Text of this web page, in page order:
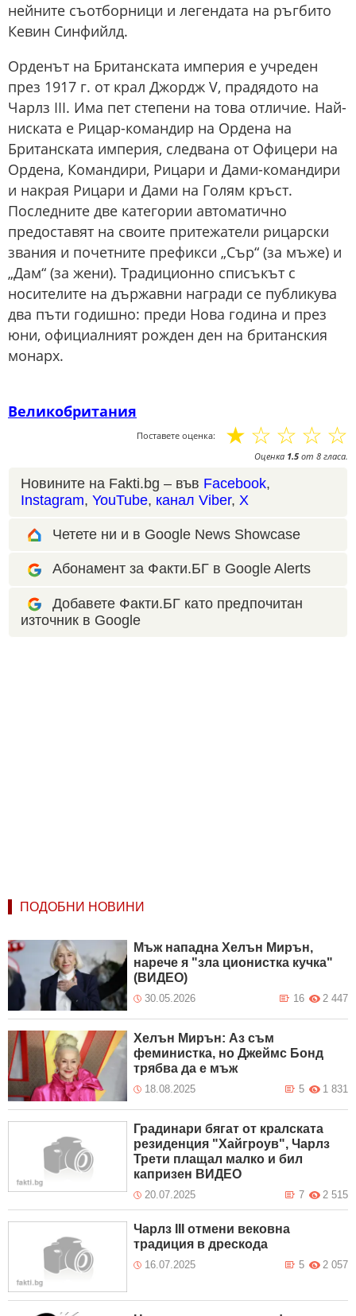
нейните съотборници и легендата на ръгбито
Кевин Синфийлд.
Орденът на Британската империя е учреден
през 1917 г. от крал Джордж V, прадядото на
Чарлз III. Има пет степени на това отличие. Най-
ниската е Рицар-командир на Ордена на
Британската империя, следвана от Офицери на
Ордена, Командири, Рицари и Дами-командири
и накрая Рицари и Дами на Голям кръст.
Последните две категории автоматично
предоставят на своите притежатели рицарски
звания и почетните префикси „Сър“ (за мъже) и
„Дам“ (за жени). Традиционно списъкът с
носителите на държавни награди се публикува
два пъти годишно: преди Нова година и през
юни, официалният рожден ден на британския
монарх.
Великобритания
Поставете оценка: ☆
☆
☆
☆
☆
Оценка 1.5 от 8 гласа.
Новините на Fakti.bg – във Facebook,
Instagram, YouTube, канал Viber, X
Четете ни и в Google News Showcase
Абонамент за Факти.БГ в Google Alerts
Добавете Факти.БГ като предпочитан
източник в Google
ПОДОБНИ НОВИНИ
Мъж нападна Хелън Мирън,
нарече я "зла ционистка кучка"
(ВИДЕО)
30.05.2026 2 447
16
Хелън Мирън: Аз съм
феминистка, но Джеймс Бонд
трябва да е мъж
18.08.2025 1 831
5
Градинари бягат от кралската
резиденция "Хайгроув", Чарлз
Трети плащал малко и бил
капризен ВИДЕО
20.07.2025 2 515
7
Чарлз III отмени вековна
традиция в дрескода
16.07.2025 2 057
5